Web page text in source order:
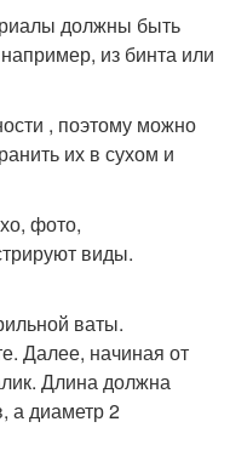
должны быть
из бинта или
, поэтому можно
их в сухом и
фото,
виды.
ваты.
Далее, начиная от
Длина должна
а диаметр 2